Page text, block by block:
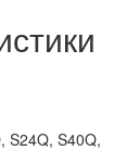
S24Q, S40Q,